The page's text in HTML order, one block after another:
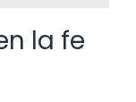
la fe